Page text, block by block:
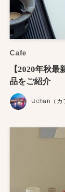
Cafe
【2020年秋
品をご紹介
Uchan（カ